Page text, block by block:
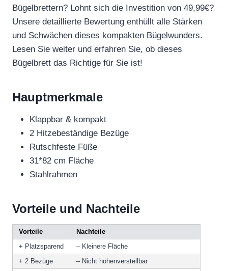
Bügelbrettern? Lohnt sich die Investition von 49,99€?
Unsere detaillierte Bewertung enthüllt alle Stärken
und Schwächen dieses kompakten Bügelwunders.
Lesen Sie weiter und erfahren Sie, ob dieses
Bügelbrett das Richtige für Sie ist!
Hauptmerkmale
Klappbar & kompakt
2 Hitzebeständige Bezüge
Rutschfeste Füße
31*82 cm Fläche
Stahlrahmen
Vorteile und Nachteile
Vorteile
Nachteile
+ Platzsparend
– Kleinere Fläche
+ 2 Bezüge
– Nicht höhenverstellbar